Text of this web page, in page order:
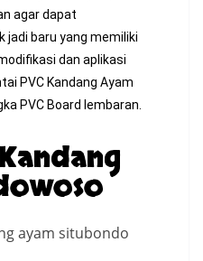
agar dapat
baru yang memiliki
dan aplikasi
PVC Kandang Ayam
PVC Board lembaran.